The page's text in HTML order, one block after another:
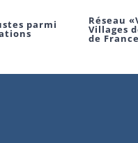
parmi Réseau
Villages
de